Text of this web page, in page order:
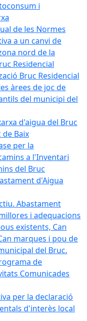
i
de les Normes
a un canvi de
nord de la
Residencial
Bruc Residencial
àrees de joc de
del municipi del
d'aigua del Bruc
Baix
per la
a l'Inventari
del Bruc
d'Aigua
Abastament
i adequacions
existents, Can
marques i pou de
del Bruc.
de
Comunicades
per la declaració
d'interès local